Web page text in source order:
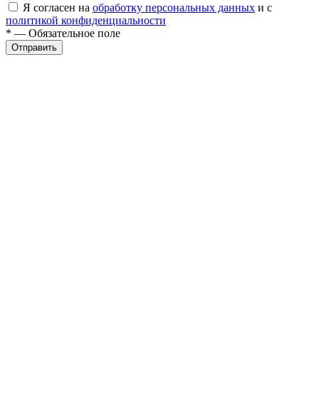
Я согласен на обработку персональных данных и с
политикой конфиденциальности
* — Обязательное поле
Отправить